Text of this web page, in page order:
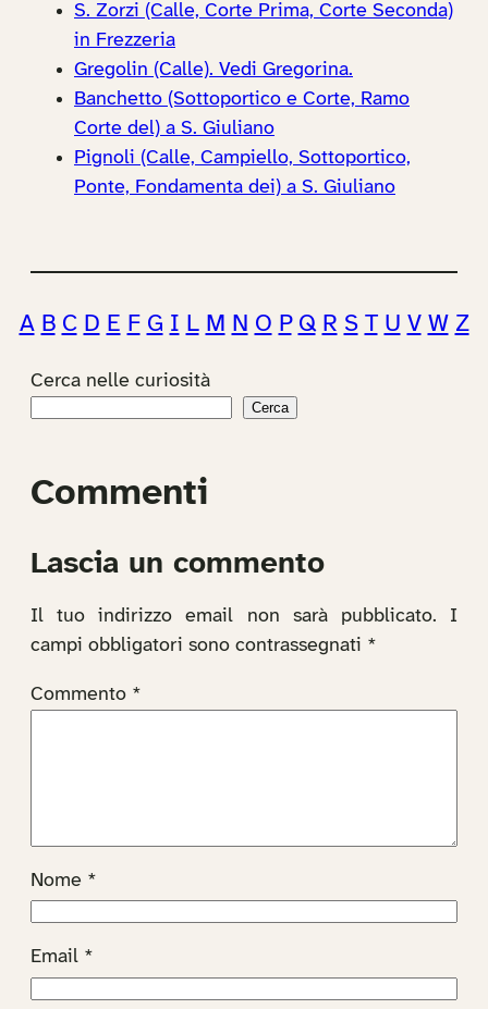
S. Zorzi (Calle, Corte Prima, Corte Seconda)
in Frezzeria
Gregolin (Calle). Vedi Gregorina.
Banchetto (Sottoportico e Corte, Ramo
Corte del) a S. Giuliano
Pignoli (Calle, Campiello, Sottoportico,
Ponte, Fondamenta dei) a S. Giuliano
A B C D E F G I L M N O P Q R S T U V W Z
Cerca nelle curiosità
Cerca
Commenti
Lascia un commento
Il tuo indirizzo email non sarà pubblicato.
I
campi obbligatori sono contrassegnati *
Commento *
Nome *
Email *